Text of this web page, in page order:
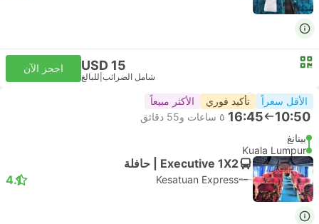
USD 15
شامل الضرائب للبالغ
احجز الآن
الأقل سعراً تأكيد فوري الأكثر مبيعاً
10:50
16:45 ٥ ساعات و‫55 دقائق
بينانغ
Kuala Lumpur
Executive 1X2 | حافلة
Kesatuan Express
4.1